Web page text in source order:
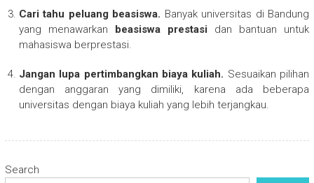
Cari tahu peluang beasiswa. Banyak universitas di Bandung
yang menawarkan beasiswa prestasi dan bantuan untuk
mahasiswa berprestasi.
Jangan lupa pertimbangkan biaya kuliah. Sesuaikan pilihan
dengan anggaran yang dimiliki, karena ada beberapa
universitas dengan biaya kuliah yang lebih terjangkau.
Search